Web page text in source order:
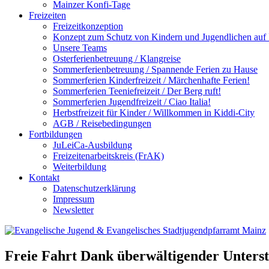
Mainzer Konfi-Tage
Freizeiten
Freizeitkonzeption
Konzept zum Schutz von Kindern und Jugendlichen auf
Unsere Teams
Osterferienbetreuung / Klangreise
Sommerferienbetreuung / Spannende Ferien zu Hause
Sommerferien Kinderfreizeit / Märchenhafte Ferien!
Sommerferien Teeniefreizeit / Der Berg ruft!
Sommerferien Jugendfreizeit / Ciao Italia!
Herbstfreizeit für Kinder / Willkommen in Kiddi-City
AGB / Reisebedingungen
Fortbildungen
JuLeiCa-Ausbildung
Freizeitenarbeitskreis (FrAK)
Weiterbildung
Kontakt
Datenschutzerklärung
Impressum
Newsletter
Freie Fahrt Dank überwältigender